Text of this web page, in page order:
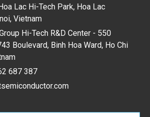
Lac Hi-Tech Park, Hoa Lac
Vietnam
Hi-Tech R&D Center - 550
Boulevard, Binh Hoa Ward, Ho Chi
687 387